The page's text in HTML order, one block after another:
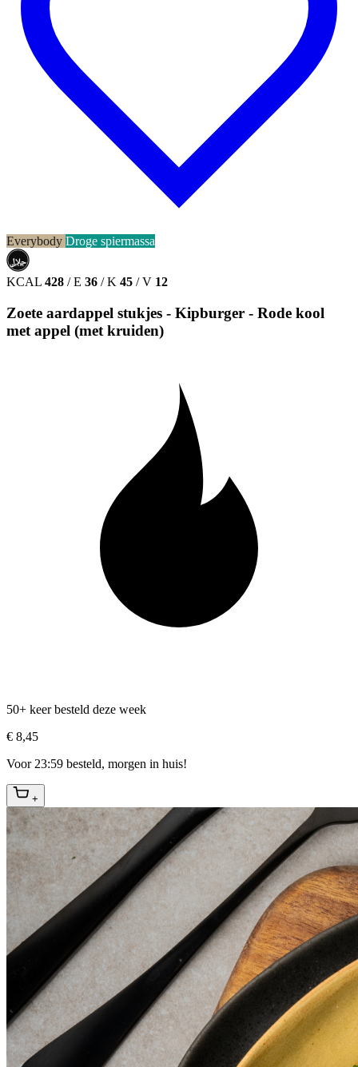
Everybody Droge spiermassa
حلال
HALAL
KCAL 428 / E 36 / K 45 / V 12
Zoete aardappel stukjes - Kipburger - Rode kool
met appel (met kruiden)
50+ keer besteld deze week
€ 8,45
Voor 23:59 besteld, morgen in huis!
+